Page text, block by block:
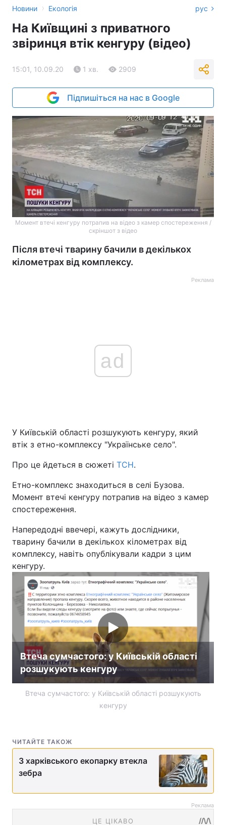
Новини › Екологія рус
На Київщині з приватного
звіринця втік кенгуру (відео)
15:01, 10.09.20 1 хв. 2909
Підпишіться на нас в Google
Момент втечі кенгуру потрапив на відео з камер спостереження /
скріншот з відео
Після втечі тварину бачили в декількох
кілометрах від комплексу.
Реклама
ad
У Київській області розшукують кенгуру, який
втік з етно-комплексу "Українське село".
Про це йдеться в сюжеті ТСН.
Етно-комплекс знаходиться в селі Бузова.
Момент втечі кенгуру потрапив на відео з камер
спостереження.
Напередодні ввечері, кажуть дослідники,
тварину бачили в декількох кілометрах від
комплексу, навіть опублікували кадри з цим
кенгуру.
Втеча сумчастого: у Київській області
розшукують кенгуру
Втеча сумчастого: у Київській області розшукують
кенгуру
ЧИТАЙТЕ ТАКОЖ
З харківського екопарку втекла
зебра
Реклама